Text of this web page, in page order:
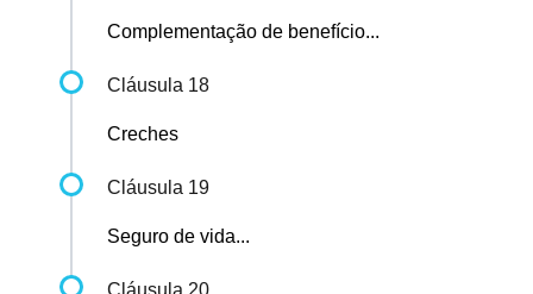
Complementação de benefício...
Cláusula 18
Creches
Cláusula 19
Seguro de vida...